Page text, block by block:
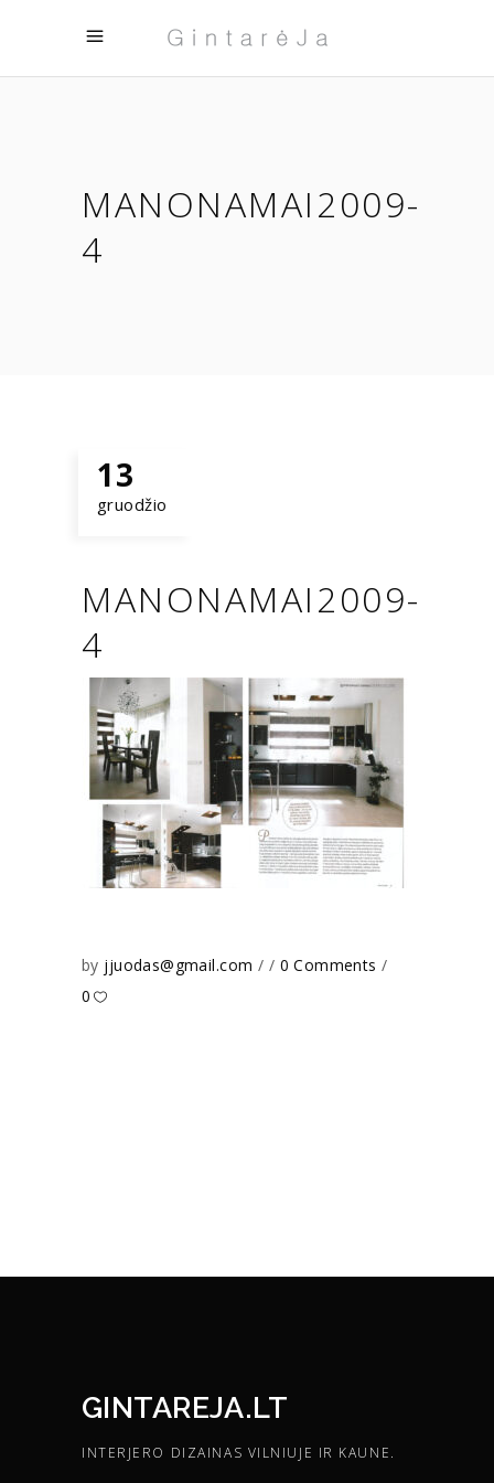
MANONAMAI2009-
4
13
gruodžio
MANONAMAI2009-
4
by jjuodas@gmail.com
0 Comments
0
GINTAREJA.LT
INTERJERO DIZAINAS VILNIUJE IR KAUNE.